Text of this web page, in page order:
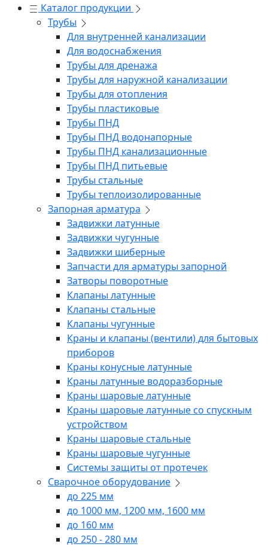
Каталог продукции
Трубы
Для внутренней канализации
Для водоснабжения
Трубы для дренажа
Трубы для наружной канализации
Трубы для отопления
Трубы пластиковые
Трубы ПНД
Трубы ПНД водонапорные
Трубы ПНД канализационные
Трубы ПНД питьевые
Трубы стальные
Трубы теплоизолированные
Запорная арматура
Задвижки латунные
Задвижки чугунные
Задвижки шиберные
Запчасти для арматуры запорной
Затворы поворотные
Клапаны латунные
Клапаны стальные
Клапаны чугунные
Краны и клапаны (вентили) для бытовых
приборов
Краны конусные латунные
Краны латунные водоразборные
Краны шаровые латунные
Краны шаровые латунные со спускным
устройством
Краны шаровые стальные
Краны шаровые чугунные
Системы защиты от протечек
Сварочное оборудование
до 225 мм
до 1000 мм, 1200 мм, 1600 мм
до 160 мм
до 250 - 280 мм